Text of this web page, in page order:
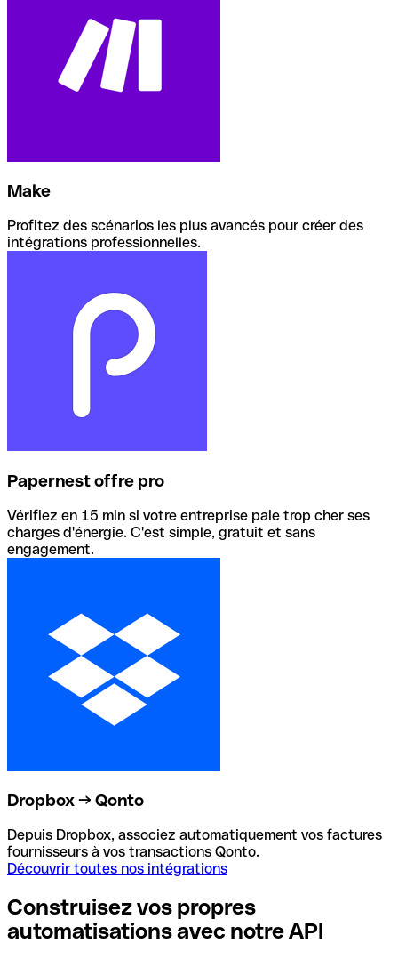
Make
Profitez des scénarios les plus avancés pour créer des
intégrations professionnelles.
Papernest offre pro
Vérifiez en 15 min si votre entreprise paie trop cher ses
charges d'énergie. C'est simple, gratuit et sans
engagement.
Dropbox → Qonto
Depuis Dropbox, associez automatiquement vos factures
fournisseurs à vos transactions Qonto.
Découvrir toutes nos intégrations
Construisez vos propres
automatisations avec notre API